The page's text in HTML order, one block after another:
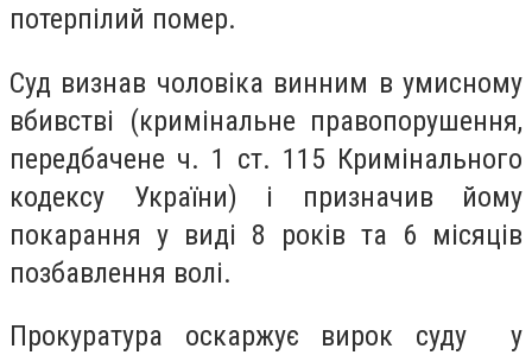
потерпілий помер.
Суд визнав чоловіка винним в умисному
вбивстві (кримінальне правопорушення,
передбачене ч. 1 ст. 115 Кримінального
кодексу України) і призначив йому
покарання у виді 8 років та 6 місяців
позбавлення волі.
Прокуратура оскаржує вирок суду у